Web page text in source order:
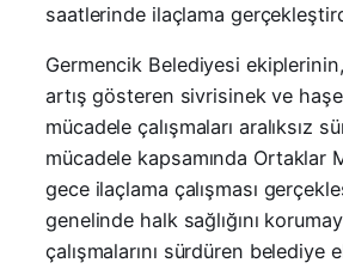
saatlerinde ilaçlama
Germencik Belediyesi
artış gösteren sivrisinek ve
mücadele çalışmaları aralıksız
mücadele kapsamında Ortaklar
gece ilaçlama çalışması
genelinde halk sağlığını
çalışmalarını sürdüren belediye